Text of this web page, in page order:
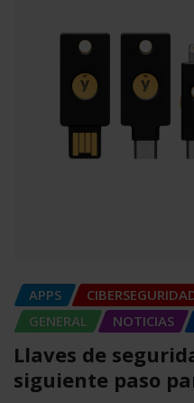
APPS
GENERAL
NOTICIAS
Llaves de
siguiente paso